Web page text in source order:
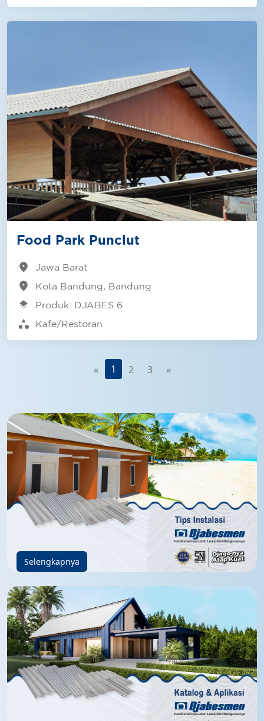
Food Park Punclut
location_on Jawa Barat
location_on Kota Bandung, Bandung
layers Produk: DJABES 6
category Kafe/Restoran
« 1 2 3 »
Selengkapnya